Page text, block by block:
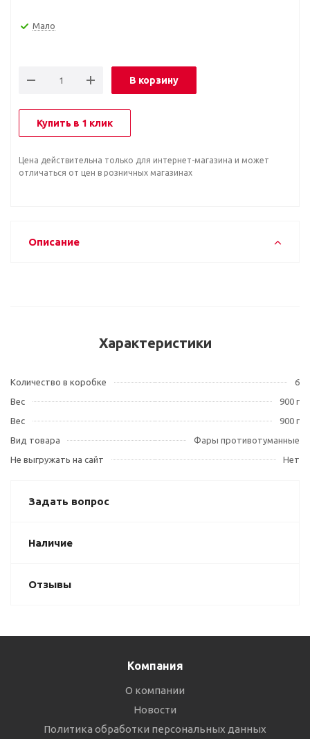
Мало
В корзину
Купить в 1 клик
Цена действительна только для интернет-магазина и может
отличаться от цен в розничных магазинах
Описание
Характеристики
Количество в коробке
6
Вес
900 г
Вес
900 г
Вид товара
Фары противотуманные
Не выгружать на сайт
Нет
Задать вопрос
Наличие
Отзывы
Компания
О компании
Новости
Политика обработки персональных данных